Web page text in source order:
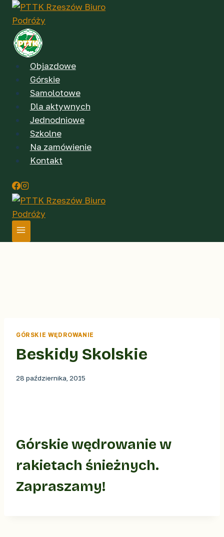
Przejdź
treści
Objazdowe
Górskie
Samolotowe
Dla aktywnych
Jednodniowe
Szkolne
Na zamówienie
Kontakt
GÓRSKIE WĘDROWANIE
Beskidy Skolskie
28 października, 2015
Górskie wędrowanie w
rakietach śnieżnych.
Zapraszamy!